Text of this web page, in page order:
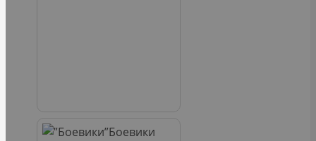
Боевики